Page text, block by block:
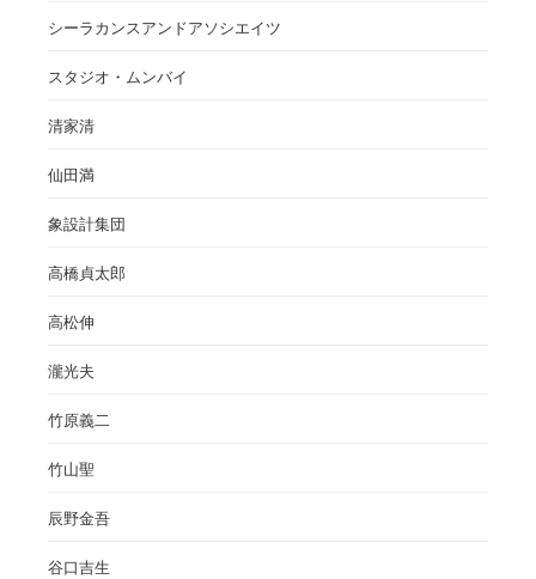
シーラカンスアンドアソシエイツ
スタジオ・ムンバイ
清家清
仙田満
象設計集団
高橋貞太郎
高松伸
瀧光夫
竹原義二
竹山聖
辰野金吾
谷口吉生